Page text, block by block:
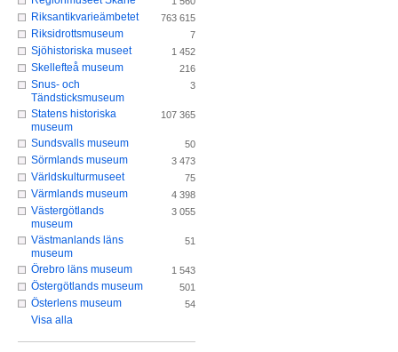
Riksantikvarieämbetet 763 615
Riksidrottsmuseum 7
Sjöhistoriska museet 1 452
Skellefteå museum 216
Snus- och
Tändsticksmuseum
3
Statens historiska
museum
107 365
Sundsvalls museum 50
Sörmlands museum 3 473
Världskulturmuseet 75
Värmlands museum 4 398
Västergötlands
museum
3 055
Västmanlands läns
museum
51
Örebro läns museum 1 543
Östergötlands museum 501
Österlens museum 54
Visa alla